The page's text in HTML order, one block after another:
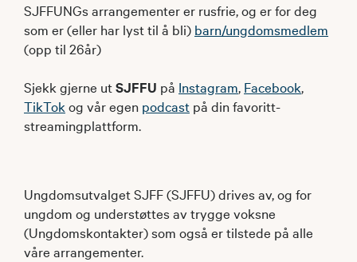
SJFFUNGs arrangementer er rusfrie, og er for deg
som er (eller har lyst til å bli) barn/ungdomsmedlem
(opp til 26år)
Sjekk gjerne utSJFFU på Instagram, Facebook,
TikTok og vår egen podcast på din favoritt-
streamingplattform.
Ungdomsutvalget SJFF (SJFFU) drives av, og for
ungdom og understøttes av trygge voksne
(Ungdomskontakter) som også er tilstede på alle
våre arrangementer.